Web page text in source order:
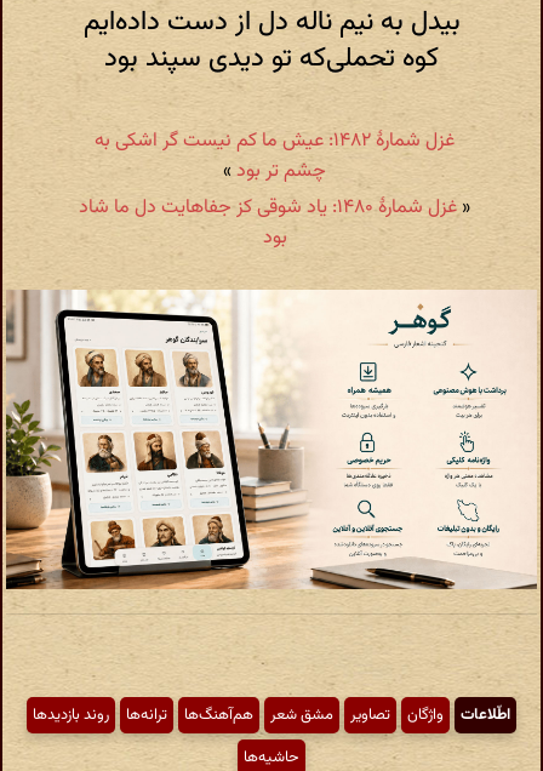
بیدل به نیم ناله دل از دست داده‌ایم
کوه تحملی‌که تو دیدی سپند بود
غزل شمارهٔ ۱۴۸۲: عیش ما کم نیست گر اشکی به
چشم تر بود »
«
غزل شمارهٔ ۱۴۸۰: یاد شوقی‌ کز جفاهایت دل ما شاد
بود
اطّلاعات واژگان تصاویر مشق شعر هم‌آهنگ‌ها ترانه‌ها
روند بازدیدها
حاشیه‌ها